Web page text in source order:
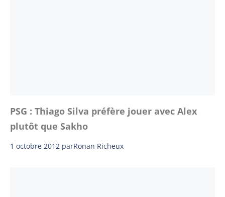
PSG : Thiago Silva préfère jouer avec Alex
plutôt que Sakho
1 octobre 2012 parRonan Richeux